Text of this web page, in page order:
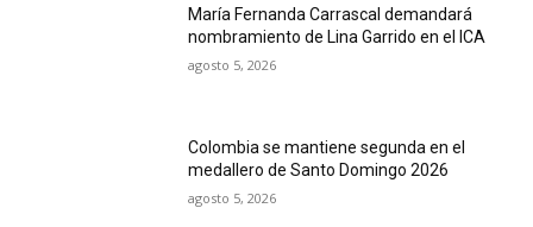
María Fernanda Carrascal demandará
nombramiento de Lina Garrido en el ICA
agosto 5, 2026
Colombia se mantiene segunda en el
medallero de Santo Domingo 2026
agosto 5, 2026